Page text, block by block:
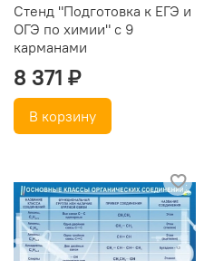
Стенд "Подготовка к ЕГЭ и
ОГЭ по химии" с 9
карманами
8 371 ₽
В корзину